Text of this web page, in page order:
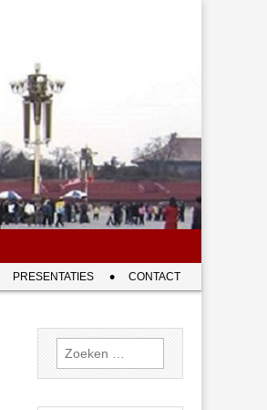
PRESENTATIES CONTACT
Zoeken
naar: